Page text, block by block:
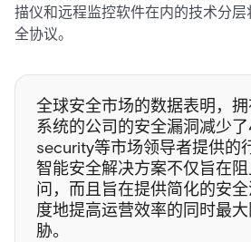
描仪和远程监控软件在内的技术分
全协议。
全球安全市场的数据表明，
系统的公司的安全漏洞减少
security等市场领导者提供的
智能安全解决方案不仅旨在
问，而且旨在提供简化的安
度地提高运营效率的同时最
胁。